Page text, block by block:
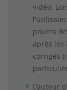
vidéo.
pourra
après les
corrigés
L'auteur